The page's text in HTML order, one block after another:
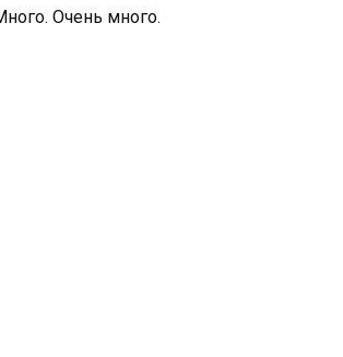
Очень много.